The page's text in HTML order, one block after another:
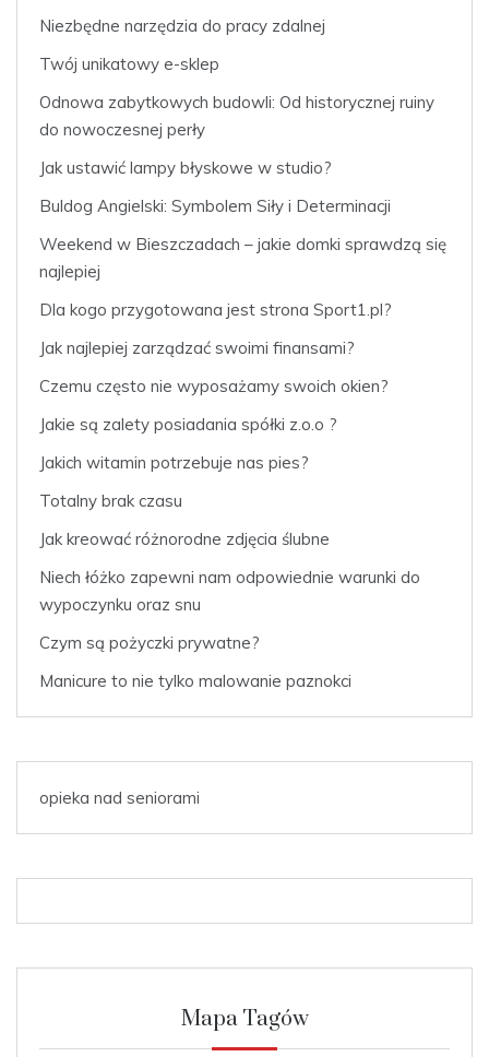
Niezbędne narzędzia do pracy zdalnej
Twój unikatowy e-sklep
Odnowa zabytkowych budowli: Od historycznej ruiny
do nowoczesnej perły
Jak ustawić lampy błyskowe w studio?
Buldog Angielski: Symbolem Siły i Determinacji
Weekend w Bieszczadach – jakie domki sprawdzą się
najlepiej
Dla kogo przygotowana jest strona Sport1.pl?
Jak najlepiej zarządzać swoimi finansami?
Czemu często nie wyposażamy swoich okien?
Jakie są zalety posiadania spółki z.o.o ?
Jakich witamin potrzebuje nas pies?
Totalny brak czasu
Jak kreować różnorodne zdjęcia ślubne
Niech łóżko zapewni nam odpowiednie warunki do
wypoczynku oraz snu
Czym są pożyczki prywatne?
Manicure to nie tylko malowanie paznokci
opieka nad seniorami
Mapa Tagów